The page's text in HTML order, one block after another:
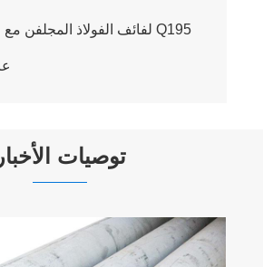
توصيات الأخبار